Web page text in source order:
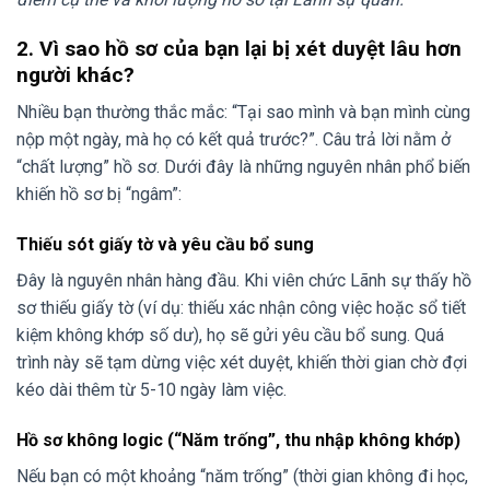
2. Vì sao hồ sơ của bạn lại bị xét duyệt lâu hơn
người khác?
Nhiều bạn thường thắc mắc: “Tại sao mình và bạn mình cùng
nộp một ngày, mà họ có kết quả trước?”. Câu trả lời nằm ở
“chất lượng” hồ sơ. Dưới đây là những nguyên nhân phổ biến
khiến hồ sơ bị “ngâm”:
Thiếu sót giấy tờ và yêu cầu bổ sung
Đây là nguyên nhân hàng đầu. Khi viên chức Lãnh sự thấy hồ
sơ thiếu giấy tờ (ví dụ: thiếu xác nhận công việc hoặc sổ tiết
kiệm không khớp số dư), họ sẽ gửi yêu cầu bổ sung. Quá
trình này sẽ tạm dừng việc xét duyệt, khiến thời gian chờ đợi
kéo dài thêm từ 5-10 ngày làm việc.
Hồ sơ không logic (“Năm trống”, thu nhập không khớp)
Nếu bạn có một khoảng “năm trống” (thời gian không đi học,